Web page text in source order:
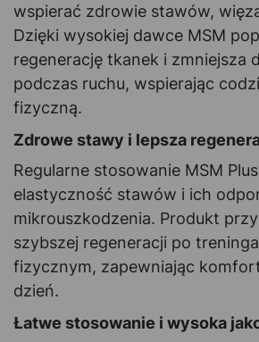
wspierać zdrowie stawów,
Dzięki wysokiej dawce MSM
regenerację tkanek i zmniejsza
podczas ruchu, wspierając
fizyczną.
Zdrowe stawy i lepsza
Regularne stosowanie MSM
elastyczność stawów i ich
mikrouszkodzenia. Produkt
szybszej regeneracji po
fizycznym, zapewniając
dzień.
Łatwe stosowanie i wysoka